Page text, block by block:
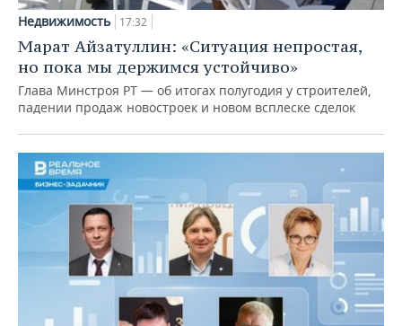
Недвижимость 17:32
Марат Айзатуллин: «Ситуация непростая,
но пока мы держимся устойчиво»
Глава Минстроя РТ — об итогах полугодия у строителей,
падении продаж новостроек и новом всплеске сделок